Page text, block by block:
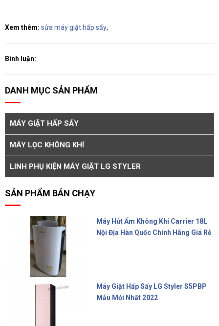
Xem thêm: sửa máy giặt hấp sấy,
Bình luận:
DANH MỤC SẢN PHẨM
MÁY GIẶT HẤP SẤY
MÁY LỌC KHÔNG KHÍ
LINH PHỤ KIỆN MÁY GIẶT LG STYLER
SẢN PHẨM BÁN CHẠY
Máy Hút Ẩm Không Khí Carrier 18L
Nội Địa Hàn Quốc Chính Hãng Giá Rẻ
Máy Giặt Hấp Sấy LG Styler S5PBP
Mẫu Mới Nhất 2022